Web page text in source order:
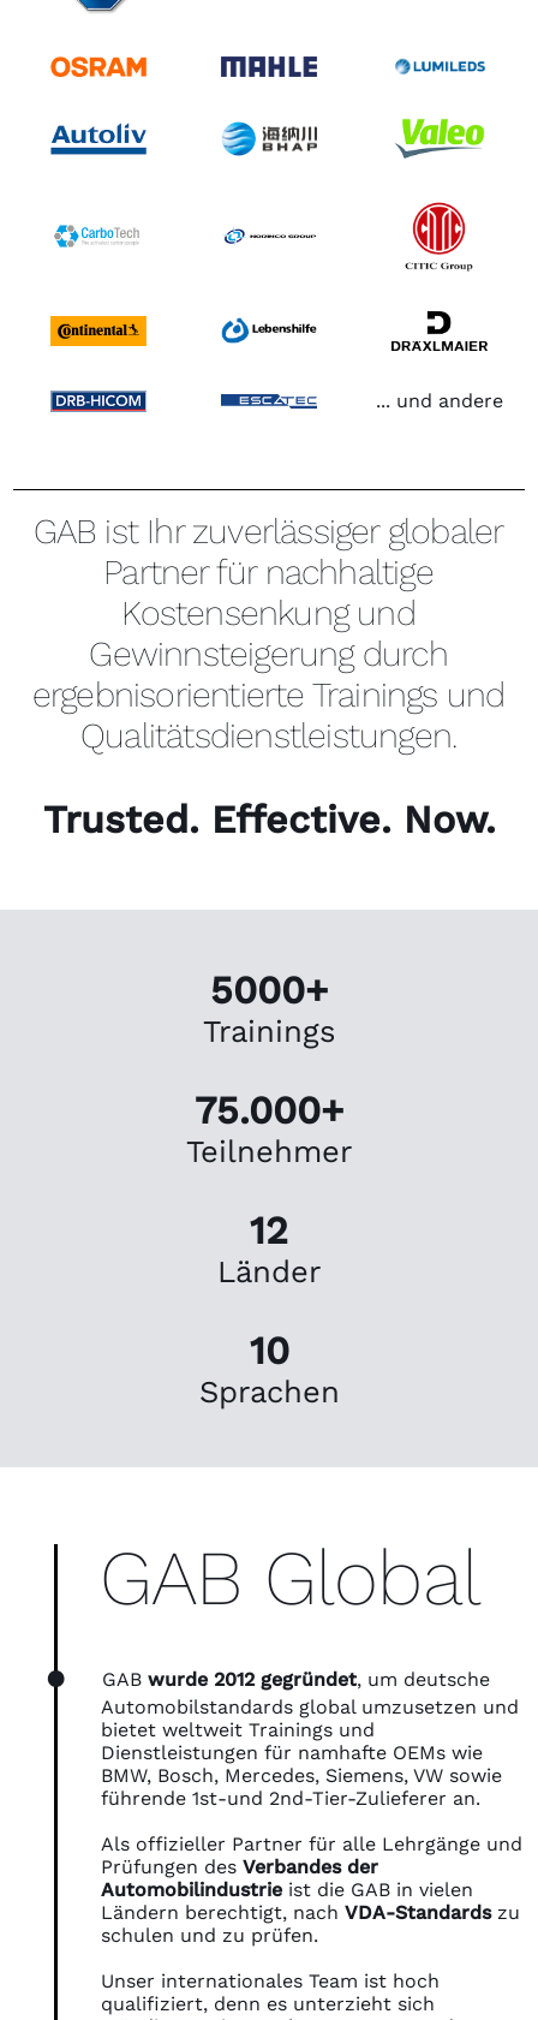
... und andere
GAB ist Ihr zuverlässiger globaler
Partner für nachhaltige
Kostensenkung und
Gewinnsteigerung durch
ergebnisorientierte Trainings und
Qualitätsdienstleistungen.
Trusted. Effective. Now.
5000+
Trainings
75.000+
Teilnehmer
12
Länder
10
Sprachen
GAB Global
GAB wurde 2012 gegründet, um deutsche
Automobilstandards global umzusetzen und
bietet weltweit Trainings und
Dienstleistungen für namhafte OEMs wie
BMW, Bosch, Mercedes, Siemens, VW sowie
führende 1st-und 2nd-Tier-Zulieferer an.
Als offizieller Partner für alle Lehrgänge und
Prüfungen des Verbandes der
Automobilindustrieist die GAB in vielen
Ländern berechtigt, nach VDA-Standardszu
schulen und zu prüfen.
Unser internationales Team ist hoch
qualifiziert, denn es unterzieht sich